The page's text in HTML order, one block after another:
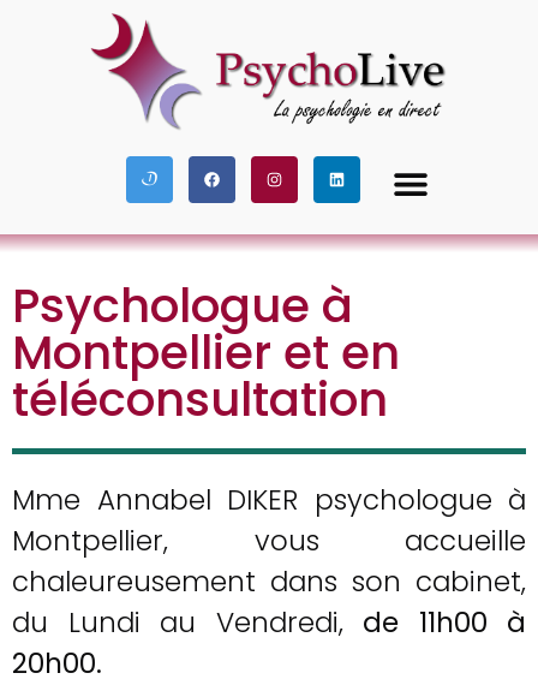
Psychologue à
Montpellier et en
téléconsultation
Mme Annabel DIKER psychologue à
Montpellier, vous accueille
chaleureusement dans son cabinet,
du Lundi au Vendredi,de 11h00 à
20h00.